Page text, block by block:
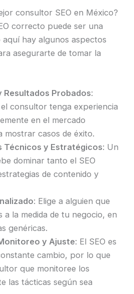
consultor SEO en México?
correcto puede ser una
hay algunos aspectos
asegurarte de tomar la
Resultados Probados:
consultor tenga experiencia
en el mercado
mostrar casos de éxito.
Técnicos y Estratégicos: Un
dominar tanto el SEO
de contenido y
: Elige a alguien que
a la medida de tu negocio, en
genéricas.
y Ajuste: El SEO es
cambio, por lo que
que monitoree los
las tácticas según sea